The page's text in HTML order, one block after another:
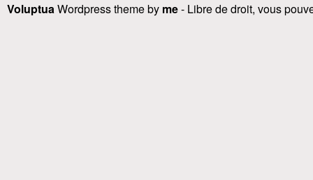
VoluptuaWordpress theme by me- Libre de droit, vous